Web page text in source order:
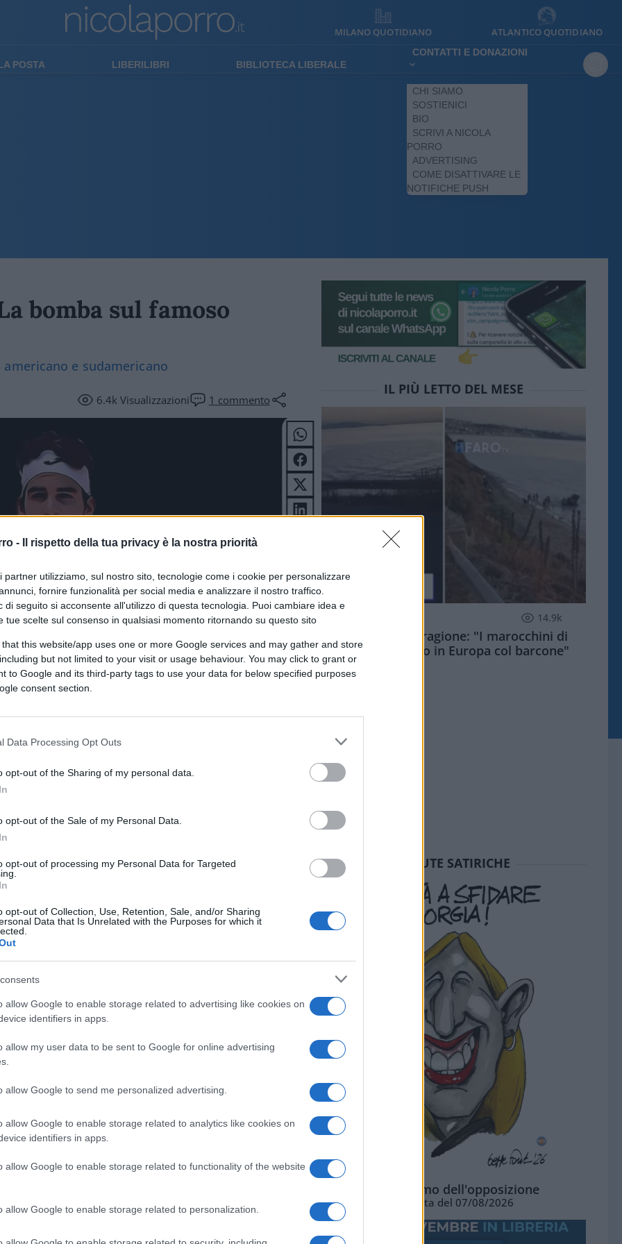
- Il rispetto della tua privacy è la nostra priorità
partner utilizziamo, sul nostro sito, tecnologie come i cookie per personalizzare
fornire funzionalità per social media e analizzare il nostro traffico.
di seguito si acconsente all'utilizzo di questa tecnologia. Puoi cambiare idea e
tue scelte sul consenso in qualsiasi momento ritornando su questo sito
that this website/app uses one or more Google services and may gather and store
but not limited to your visit or usage behaviour. You may click to grant or
to Google and its third-party tags to use your data for below specified purposes
consent section.
Data Processing Opt Outs
opt-out of the Sharing of my personal data.
opt-out of the Sale of my Personal Data.
opt-out of processing my Personal Data for Targeted
opt-out of Collection, Use, Retention, Sale, and/or Sharing
Data that Is Unrelated with the Purposes for which it
allow Google to enable storage related to advertising like cookies on
identifiers in apps.
allow my user data to be sent to Google for online advertising
allow Google to send me personalized advertising.
allow Google to enable storage related to analytics like cookies on
identifiers in apps.
allow Google to enable storage related to functionality of the website
allow Google to enable storage related to personalization.
MILANO QUOTIDIANO ATLANTICO QUOTIDIANO
POSTA LIBERILIBRI BIBLIOTECA LIBERALE
CONTATTI E DONAZIONI
CHI SIAMO
SOSTIENICI
BIO
SCRIVI A NICOLA
PORRO
ADVERTISING
COME DISATTIVARE LE
NOTIFICHE PUSH
bomba sul famoso
e sudamericano
6.4kVisualizzazioni 1 commento
CLICCA QUI
in Venezuela ammette che la
finanziata dai soldi dei narcos della
Benedetti si lamenta del ruolo che
risorse che ha ottenuto. Benedetti
lo scandalo scoppiato durante il
causa del finanziamento del Cartello di
di tennis
conversazione Whatsapp del campione
scorsa settimana ha battuto il numero
Garros) con la moglie con cui si sta
sua famiglia. Il suo trisnonno. Dietrich
del Braunschweig, lo stato che concesse
il campione dice che il suo
IL PIÙ LETTO DEL MESE
14.9k
Meloni aveva ragione: "I marocchini di
Ceuta sbarcano in Europa col barcone"
SEDUTE SATIRICHE
L'ottimismo dell'opposizione
Vignetta del 07/08/2026